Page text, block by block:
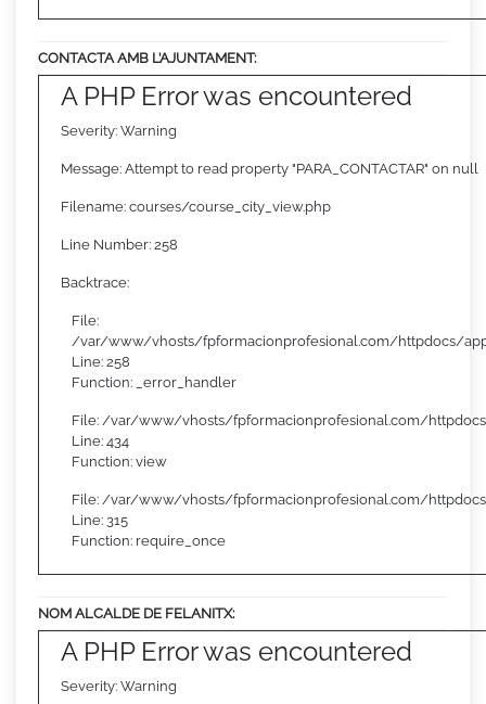
CONTACTA AMB L’AJUNTAMENT:
A PHP Error was encountered
Severity: Warning
Message: Attempt to read property "PARA_CONTACTAR" on null
Filename: courses/course_city_view.php
Line Number: 258
Backtrace:
File:
/var/www/vhosts/fpformacionprofesional.com/httpdocs/
Line: 258
Function: _error_handler
File: /var/www/vhosts/fpformacionprofesional.com/
Line: 434
Function: view
File: /var/www/vhosts/fpformacionprofesional.com/
Line: 315
Function: require_once
NOM ALCALDE DE FELANITX:
A PHP Error was encountered
Severity: Warning